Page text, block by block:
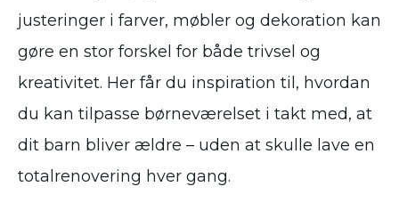
justeringer i farver, møbler og dekoration kan
gøre en stor forskel for både trivsel og
kreativitet. Her får du inspiration til, hvordan
du kan tilpasse børneværelset i takt med, at
dit barn bliver ældre – uden at skulle lave en
totalrenovering hver gang.